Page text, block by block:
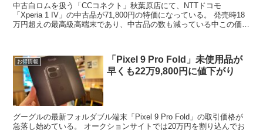
中古白ロムを扱う「CCコネクト」秋葉原店にて、NTTドコモ
「Xperia 1 IV」の中古品が71,800円の特価になっている。 発売時18
万円超えの最高級高端末であり、中古品の数も減っている中この価格
お得情報
「Pixel 9 Pro Fold」未使用品が
早くも22万9,800円に値下がり
グーグルの最新フォルダブル端末「Pixel 9 Pro Fold」の取引価格が
急落し始めている。 オークションサイトでは20万円を割り込んでお